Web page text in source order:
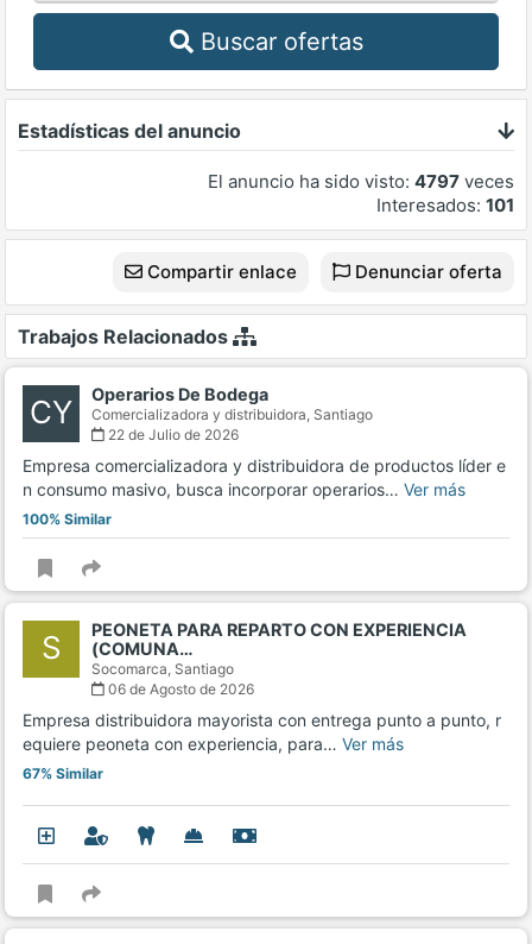
Buscar ofertas
Estadísticas del anuncio
El anuncio ha sido visto: 4797 veces
Interesados: 101
Compartir enlace Denunciar oferta
Trabajos Relacionados
CY Operarios De Bodega
Comercializadora y distribuidora, Santiago
22 de Julio de 2026
Empresa comercializadora y distribuidora de productos líder e
n consumo masivo, busca incorporar operarios… Ver más
100% Similar
S
PEONETA PARA REPARTO CON EXPERIENCIA
(COMUNA…
Socomarca, Santiago
06 de Agosto de 2026
Empresa distribuidora mayorista con entrega punto a punto, r
equiere peoneta con experiencia, para… Ver más
67% Similar